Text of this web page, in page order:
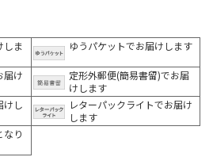
しま
ゆうパケットでお届けします
届け
定形外郵便(簡易書留)でお届
けします
けし
レターパックライトでお届け
します
なり